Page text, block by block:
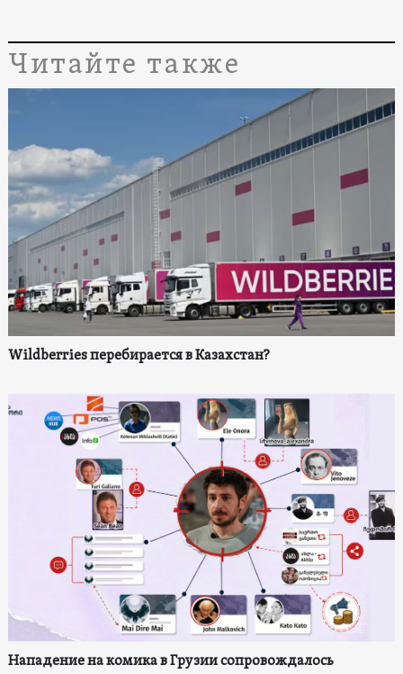
Читайте также
Wildberries перебирается в Казахстан?
Нападение на комика в Грузии сопровождалось